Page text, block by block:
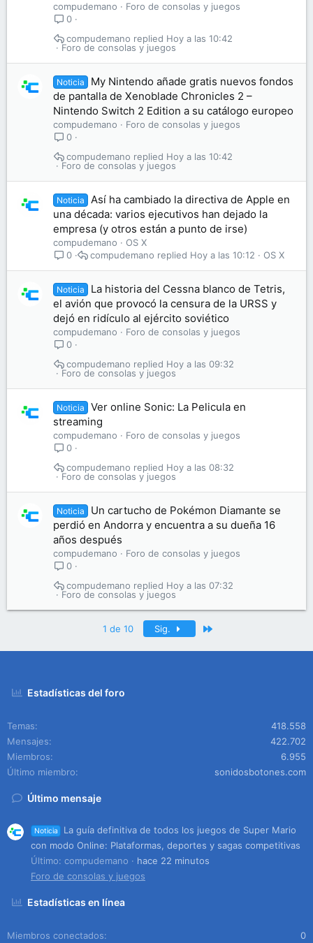
compudemano
Foro de consolas y juegos
0
Foro de consolas y juegos
Hoy a las 10:42
compudemano
Noticia
My Nintendo añade gratis nuevos fondos
de pantalla de Xenoblade Chronicles 2 –
Nintendo Switch 2 Edition a su catálogo europeo
compudemano
Foro de consolas y juegos
0
Foro de consolas y juegos
Hoy a las 10:42
compudemano
Noticia
Así ha cambiado la directiva de Apple en
una década: varios ejecutivos han dejado la
empresa (y otros están a punto de irse)
compudemano
OS X
0
OS X
Hoy a las 10:12
compudemano
Noticia
La historia del Cessna blanco de Tetris,
el avión que provocó la censura de la URSS y
dejó en ridículo al ejército soviético
compudemano
Foro de consolas y juegos
0
Foro de consolas y juegos
Hoy a las 09:32
compudemano
Noticia
Ver online Sonic: La Pelicula en
streaming
compudemano
Foro de consolas y juegos
0
Foro de consolas y juegos
Hoy a las 08:32
compudemano
Noticia
Un cartucho de Pokémon Diamante se
perdió en Andorra y encuentra a su dueña 16
años después
compudemano
Foro de consolas y juegos
0
Foro de consolas y juegos
Hoy a las 07:32
compudemano
1 de 10 Sig.
Estadísticas del foro
Temas
418.558
Mensajes
422.702
Miembros
6.955
Último miembro
sonidosbotones.com
Último mensaje
Noticia
La guía definitiva de todos los juegos de Super Mario
con modo Online: Plataformas, deportes y sagas competitivas
Último: compudemano
hace 22 minutos
Foro de consolas y juegos
Estadísticas en línea
Miembros conectados 0